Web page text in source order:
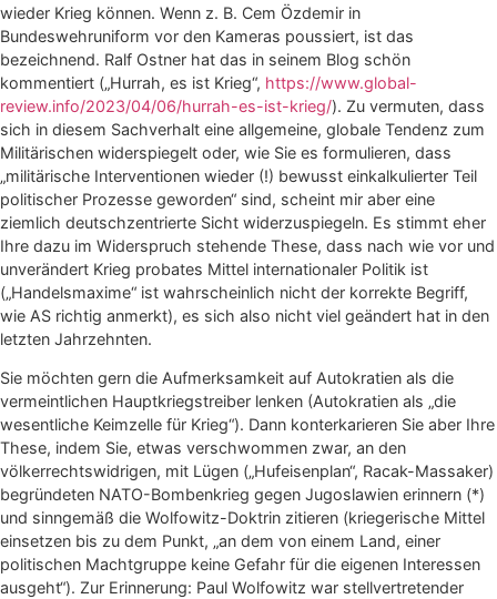
wieder Krieg können. Wenn z. B. Cem Özdemir in
Bundeswehruniform vor den Kameras poussiert, ist das
bezeichnend. Ralf Ostner hat das in seinem Blog schön
kommentiert („Hurrah, es ist Krieg“, https://www.global-
review.info/2023/04/06/hurrah-es-ist-krieg/). Zu vermuten, dass
sich in diesem Sachverhalt eine allgemeine, globale Tendenz zum
Militärischen widerspiegelt oder, wie Sie es formulieren, dass
„militärische Interventionen wieder (!) bewusst einkalkulierter Teil
politischer Prozesse geworden“ sind, scheint mir aber eine
ziemlich deutschzentrierte Sicht widerzuspiegeln. Es stimmt eher
Ihre dazu im Widerspruch stehende These, dass nach wie vor und
unverändert Krieg probates Mittel internationaler Politik ist
(„Handelsmaxime“ ist wahrscheinlich nicht der korrekte Begriff,
wie AS richtig anmerkt), es sich also nicht viel geändert hat in den
letzten Jahrzehnten.
Sie möchten gern die Aufmerksamkeit auf Autokratien als die
vermeintlichen Hauptkriegstreiber lenken (Autokratien als „die
wesentliche Keimzelle für Krieg“). Dann konterkarieren Sie aber Ihre
These, indem Sie, etwas verschwommen zwar, an den
völkerrechtswidrigen, mit Lügen („Hufeisenplan“, Racak-Massaker)
begründeten NATO-Bombenkrieg gegen Jugoslawien erinnern (*)
und sinngemäß die Wolfowitz-Doktrin zitieren (kriegerische Mittel
einsetzen bis zu dem Punkt, „an dem von einem Land, einer
politischen Machtgruppe keine Gefahr für die eigenen Interessen
ausgeht“). Zur Erinnerung: Paul Wolfowitz war stellvertretender